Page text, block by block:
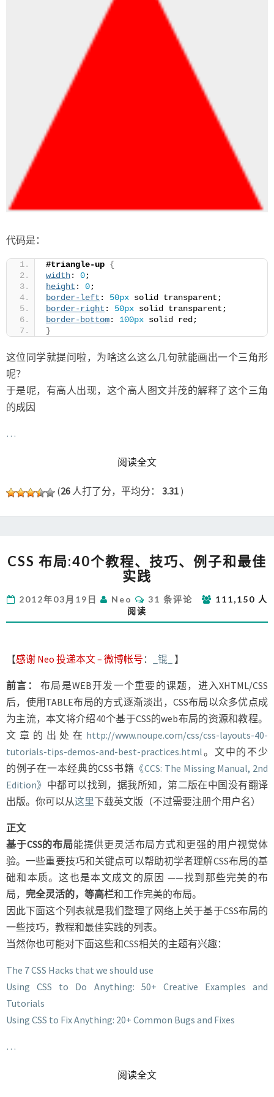
代码是：
#triangle-up {
width: 0;
height : 0;
border-left : 50px solid transparent;
border-right : 50px solid transparent;
border-bottom: 100px solid red;
}
这位同学就提问啦，为啥这么这么几句就能画出一个三角形
呢？
于是呢，有高人出现，这个高人图文并茂的解释了这个三角
的成因
…
阅读全文READ MORE
(26 人打了分，平均分： 3.31 )
布
局:40
教
程、
例
和
最
佳
实
践
CSS 布局:40个教程、技巧、例子和最佳
实践
2012年03月19日 Neo
评
论
31 条评论
111,150 人
阅读
【感谢 Neo 投递本文 – 微博帐号 ： _锟_ 】
前言：
布局是WEB开发一个重要的课题，进入XHTML/CSS
后，使用TABLE布局的方式逐渐淡出，CSS布局以众多优点成
为主流，本文将介绍40个基于CSS的web布局的资源和教程。
文章的出处在 http://www.noupe.com/css/css-layouts-40-
tutorials-tips-demos-and-best-practices.html。文中的不少
的例子在一本经典的CSS书籍 《CCS: The Missing Manual, 2nd
Edition》 中都可以找到，据我所知，第二版在中国没有翻译
出版。你可以从这里下载英文版（不过需要注册个用户名）
正文
基于CSS的布局能提供更灵活布局方式和更强的用户视觉体
验。一些重要技巧和关键点可以帮助初学者理解CSS布局的基
础和本质。这也是本文成文的原因 ——找到那些完美的布
局， 完全灵活的，等高栏和工作完美的布局。
因此下面这个列表就是我们整理了网络上关于基于CSS布局的
一些技巧，教程和最佳实践的列表。
当然你也可能对下面这些和CSS相关的主题有兴趣：
The 7 CSS Hacks that we should use
Using CSS to Do Anything: 50+ Creative Examples and
Tutorials
Using CSS to Fix Anything: 20+ Common Bugs and Fixes
…
阅读全文READ MORE